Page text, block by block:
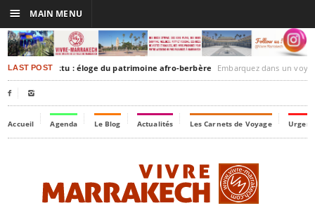
LAST POST
Timbuktu : éloge du patrimoine afro-berbère Embarquez dans un voyage culturel dans le
 
Accueil Agenda Le Blog Actualités Les Carnets de Voyage
☰ MAIN MENU